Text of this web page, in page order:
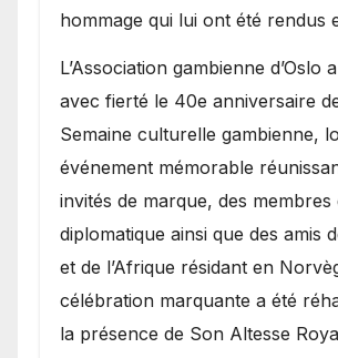
hommage qui lui ont été rendus
​L’Association gambienne d’Oslo
avec fierté le 40e anniversaire
Semaine culturelle gambienne,
événement mémorable
invités de marque, des
diplomatique ainsi que des amis
et de l’Afrique résidant en
célébration marquante a été
la présence de Son Altesse